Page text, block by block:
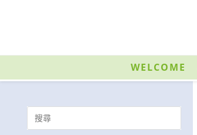
內
WELCOME
Search
for: